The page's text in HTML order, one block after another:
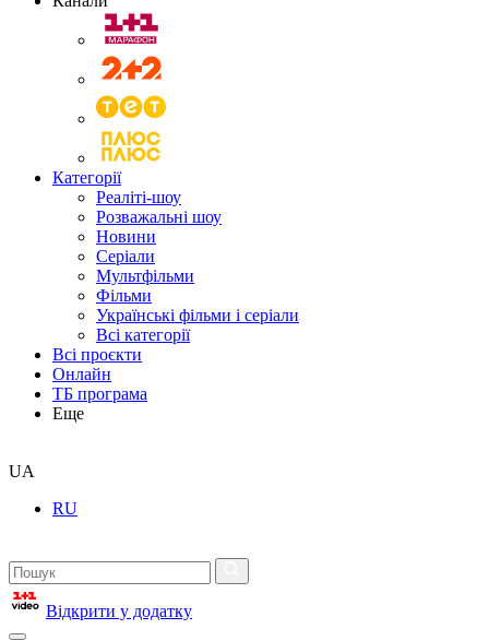
Категорії
Реаліті-шоу
Розважальні шоу
Новини
Серіали
Мультфільми
Фільми
Українські фільми і серіали
Всі категорії
Всі проєкти
Онлайн
ТБ програма
Еще
UA
RU
Відкрити у додатку